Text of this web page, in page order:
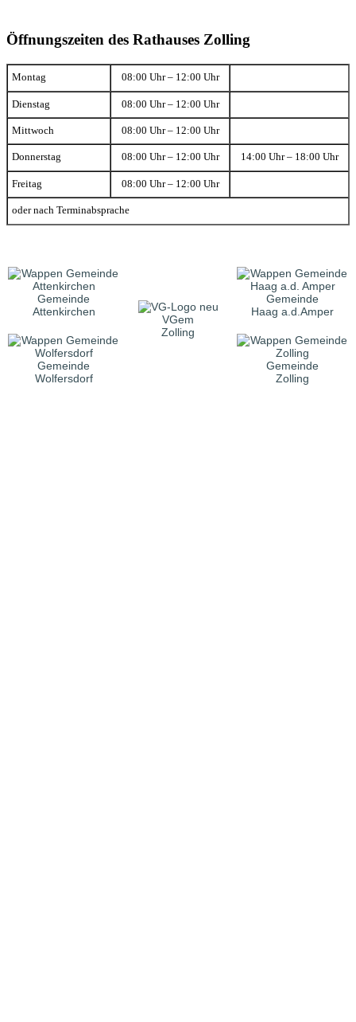
Öffnungszeiten des Rathauses Zolling
Montag 08:00 Uhr – 12:00 Uhr
Dienstag 08:00 Uhr – 12:00 Uhr
Mittwoch 08:00 Uhr – 12:00 Uhr
Donnerstag 08:00 Uhr – 12:00 Uhr 14:00 Uhr – 18:00 Uhr
Freitag 08:00 Uhr – 12:00 Uhr
oder nach Terminabsprache
Gemeinde
Attenkirchen
VGem
Zolling
Gemeinde
Haag a.d.Amper
Gemeinde
Wolfersdorf
Gemeinde
Zolling